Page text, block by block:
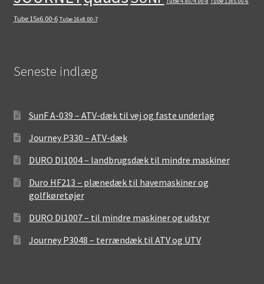
Tube 15x6.00-6 Tube 16x8.00-7
Seneste indlæg
SunF A-039 – ATV-dæk til vej og faste underlag
Journey P330 – ATV-dæk
DURO DI1004 – landbrugsdæk til mindre maskiner
Duro HF213 – plænedæk til havemaskiner og
golfkøretøjer
DURO DI1007 – til mindre maskiner og udstyr
Journey P3048 – terrændæk til ATV og UTV